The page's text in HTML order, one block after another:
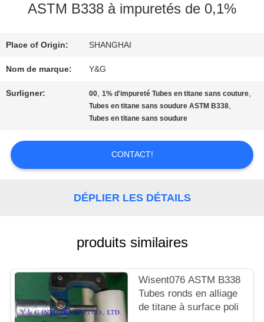
VISITE
D'USINE
CONTRÔLE
QUALITÉ
NOUVELLES
ASTM B338 à impuretés de 0,1%
Place of Origin: SHANGHAI
Nom de marque: Y&G
Surligner: 00,1% d'impureté Tubes en titane sans couture,
Tubes en titane sans soudure ASTM B338,
Tubes en titane sans soudure
CONTACT!
DÉPLIER LES DÉTAILS
produits similaires
Wisent076 ASTM B338
Tubes ronds en alliage
de titane à surface poli